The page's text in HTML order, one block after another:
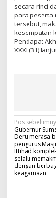
secara rinci
para peserta
tersebut,
kesempatan
Pendapat
XXXI (31)
N
a
v
i
g
Pos
Gubernur
Deru merasa
pengurus
Ittihad
selalu
dengan
keagamaan